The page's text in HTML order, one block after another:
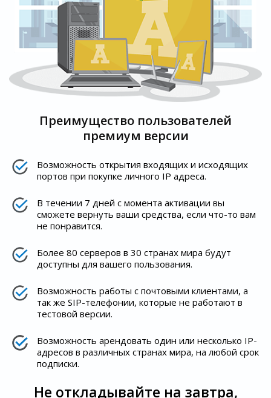
Преимущество пользователей
премиум версии
Возможность открытия входящих и исходящих
портов при покупке личного IP адреса.
В течении 7 дней с момента активации вы
сможете вернуть ваши средства, если что-то вам
не понравится.
Более 80 серверов в 30 странах мира будут
доступны для вашего пользования.
Возможность работы с почтовыми клиентами, а
так же SIP-телефонии, которые не работают в
тестовой версии.
Возможность арендовать один или несколько IP-
адресов в различных странах мира, на любой срок
подписки.
Не откладывайте на завтра,